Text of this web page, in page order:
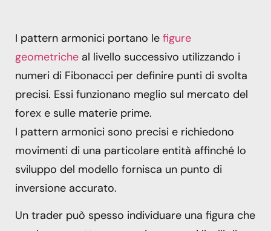
I pattern armonici portano le figure
geometriche al livello successivo utilizzando i
numeri di Fibonacci per definire punti di svolta
precisi. Essi funzionano meglio sul mercato del
forex e sulle materie prime.
I pattern armonici sono precisi e richiedono
movimenti di una particolare entità affinché lo
sviluppo del modello fornisca un punto di
inversione accurato.
Un trader può spesso individuare una figura che